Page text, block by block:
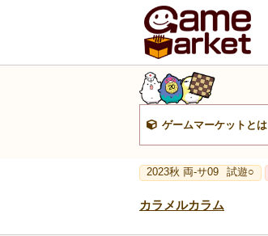
ゲームマーケットとは
2023秋 両-サ09 試遊○
カラメルカラム